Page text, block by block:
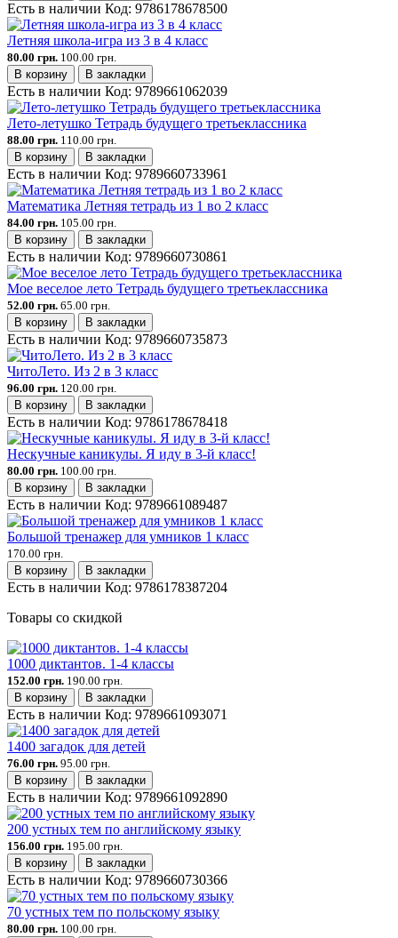
Есть в наличии Код: 9786178678500
Летняя школа-игра из 3 в 4 класс
80.00 грн. 100.00 грн.
В корзину
В закладки
Есть в наличии Код: 9789661062039
Лето-летушко Тетрадь будущего третьеклассника
88.00 грн. 110.00 грн.
В корзину
В закладки
Есть в наличии Код: 9789660733961
Математика Летняя тетрадь из 1 во 2 класс
84.00 грн. 105.00 грн.
В корзину
В закладки
Есть в наличии Код: 9789660730861
Мое веселое лето Тетрадь будущего третьеклассника
52.00 грн. 65.00 грн.
В корзину
В закладки
Есть в наличии Код: 9789660735873
ЧитоЛето. Из 2 в 3 класс
96.00 грн. 120.00 грн.
В корзину
В закладки
Есть в наличии Код: 9786178678418
Нескучные каникулы. Я иду в 3-й класс!
80.00 грн. 100.00 грн.
В корзину
В закладки
Есть в наличии Код: 9789661089487
Большой тренажер для умников 1 класс
170.00 грн.
В корзину
В закладки
Есть в наличии Код: 9786178387204
Товары со скидкой
1000 диктантов. 1-4 классы
152.00 грн. 190.00 грн.
В корзину
В закладки
Есть в наличии Код: 9789661093071
1400 загадок для детей
76.00 грн. 95.00 грн.
В корзину
В закладки
Есть в наличии Код: 9789661092890
200 устных тем по английскому языку
156.00 грн. 195.00 грн.
В корзину
В закладки
Есть в наличии Код: 9789660730366
70 устных тем по польскому языку
80.00 грн. 100.00 грн.